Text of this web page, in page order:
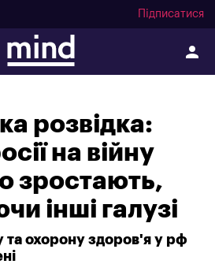
Підписатися
розвідка:
на війну
зростають,
інші галузі
та охорону здоров'я у рф